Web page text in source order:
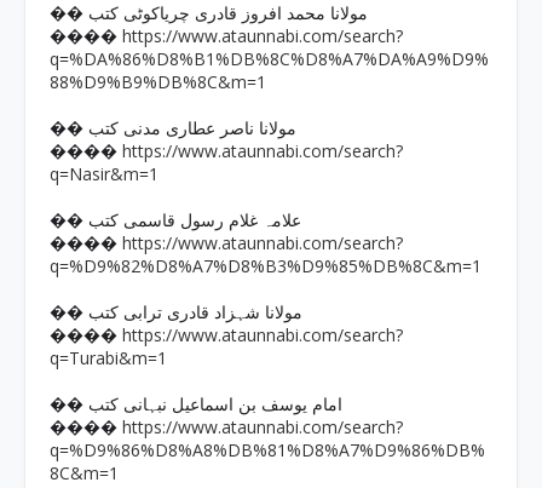
�� مولانا محمد افروز قادری چریاکوٹی کتب
���� https://www.ataunnabi.com/search?
q=%DA%86%D8%B1%DB%8C%D8%A7%DA%A9%D9%
88%D9%B9%DB%8C&m=1
�� مولانا ناصر عطاری مدنی کتب
���� https://www.ataunnabi.com/search?
q=Nasir&m=1
�� علامہ غلام رسول قاسمی کتب
���� https://www.ataunnabi.com/search?
q=%D9%82%D8%A7%D8%B3%D9%85%DB%8C&m=1
�� مولانا شہزاد قادری ترابی کتب
���� https://www.ataunnabi.com/search?
q=Turabi&m=1
�� امام یوسف بن اسماعیل نبہانی کتب
���� https://www.ataunnabi.com/search?
q=%D9%86%D8%A8%DB%81%D8%A7%D9%86%DB%
8C&m=1